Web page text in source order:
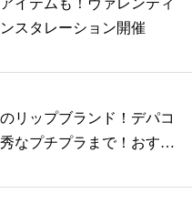
イテムも！ヴァレンティ
スタレーション開催
リップブランド！デパコ
なプチプラまで！おすす